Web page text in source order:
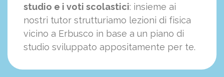
studio e i voti scolastici: insieme ai
nostri tutor strutturiamo lezioni di fisica
vicino a Erbusco in base a un piano di
studio sviluppato appositamente per te.